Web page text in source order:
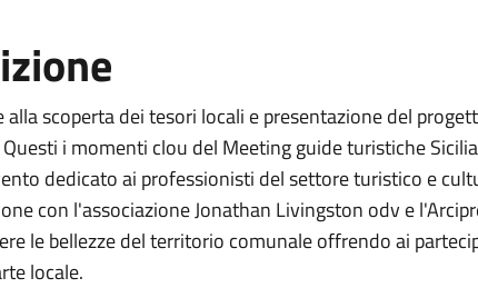
alla scoperta dei tesori locali e presentazione del
i momenti clou del Meeting guide turistiche
dedicato ai professionisti del settore turistico e
con l'associazione Jonathan Livingston odv e
le bellezze del territorio comunale offrendo ai
locale.